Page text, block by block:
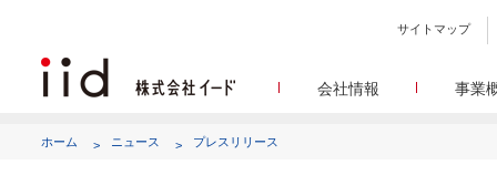
サイトマップ
会社情報 事業
ホーム ニュース プレスリリース